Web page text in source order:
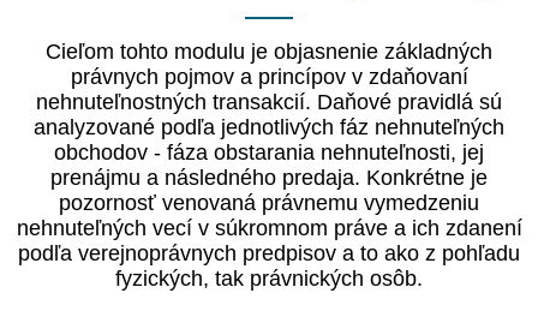
Cieľom tohto modulu je objasnenie základných
právnych pojmov a princípov v zdaňovaní
nehnuteľnostných transakcií. Daňové pravidlá sú
analyzované podľa jednotlivých fáz nehnuteľných
obchodov - fáza obstarania nehnuteľnosti, jej
prenájmu a následného predaja. Konkrétne je
pozornosť venovaná právnemu vymedzeniu
nehnuteľných vecí v súkromnom práve a ich zdanení
podľa verejnoprávnych predpisov a to ako z pohľadu
fyzických, tak právnických osôb.